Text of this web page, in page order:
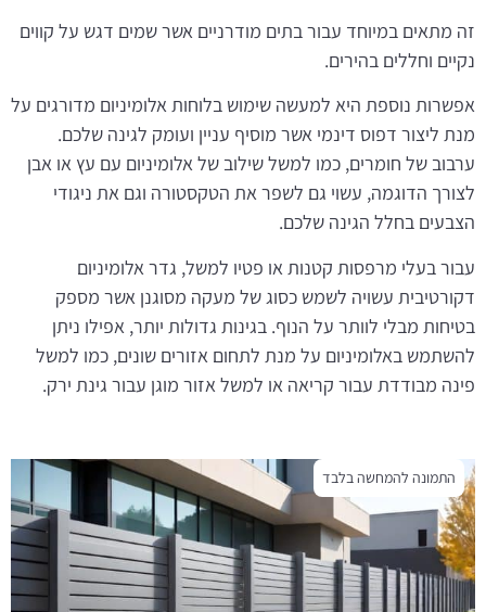
זה מתאים במיוחד עבור בתים מודרניים אשר שמים דגש על קווים
נקיים וחללים בהירים.
אפשרות נוספת היא למעשה שימוש בלוחות אלומיניום מדורגים על
מנת ליצור דפוס דינמי אשר מוסיף עניין ועומק לגינה שלכם.
ערבוב של חומרים, כמו למשל שילוב של אלומיניום עם עץ או אבן
לצורך הדוגמה, עשוי גם לשפר את הטקסטורה וגם את ניגודי
הצבעים בחלל הגינה שלכם.
עבור בעלי מרפסות קטנות או פטיו למשל, גדר אלומיניום
דקורטיבית עשויה לשמש כסוג של מעקה מסוגנן אשר מספק
בטיחות מבלי לוותר על הנוף. בגינות גדולות יותר, אפילו ניתן
להשתמש באלומיניום על מנת לתחום אזורים שונים, כמו למשל
פינה מבודדת עבור קריאה או למשל אזור מוגן עבור גינת ירק.
התמונה להמחשה בלבד